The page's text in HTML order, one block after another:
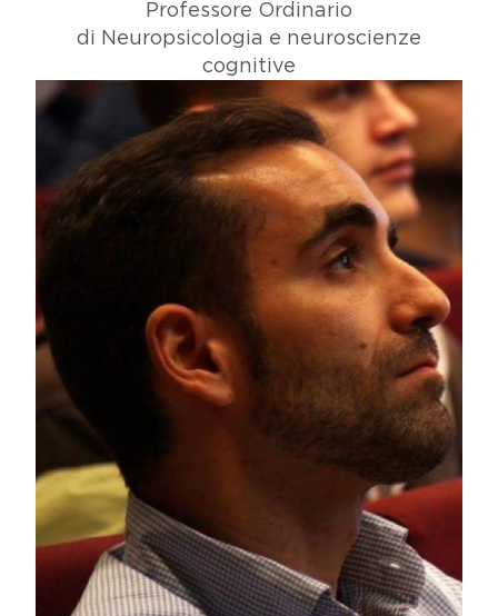
Professore Ordinario
di Neuropsicologia e neuroscienze
cognitive